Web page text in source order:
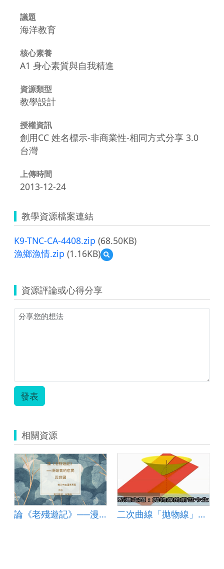
議題
海洋教育
核心素養
A1 身心素質與自我精進
資源類型
教學設計
授權資訊
創用CC 姓名標示-非商業性-相同方式分享 3.0
台灣
上傳時間
2013-12-24
教學資源檔案連結
K9-TNC-CA-4408.zip (68.50KB)
漁鄉漁情.zip (1.16KB)
預
覽
情.zip
資源評論或心得分享
發表
相關資源
論《老殘遊記》──漫遊者的悲民與救國
二次曲線「拋物線」的前世今生